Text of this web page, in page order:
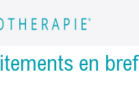
en bref​